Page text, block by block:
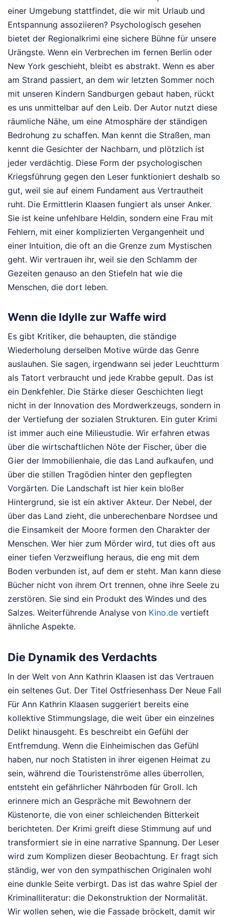
einer Umgebung stattfindet, die wir mit Urlaub und
Entspannung assoziieren? Psychologisch gesehen
bietet der Regionalkrimi eine sichere Bühne für unsere
Urängste. Wenn ein Verbrechen im fernen Berlin oder
New York geschieht, bleibt es abstrakt. Wenn es aber
am Strand passiert, an dem wir letzten Sommer noch
mit unseren Kindern Sandburgen gebaut haben, rückt
es uns unmittelbar auf den Leib. Der Autor nutzt diese
räumliche Nähe, um eine Atmosphäre der ständigen
Bedrohung zu schaffen. Man kennt die Straßen, man
kennt die Gesichter der Nachbarn, und plötzlich ist
jeder verdächtig. Diese Form der psychologischen
Kriegsführung gegen den Leser funktioniert deshalb so
gut, weil sie auf einem Fundament aus Vertrautheit
ruht. Die Ermittlerin Klaasen fungiert als unser Anker.
Sie ist keine unfehlbare Heldin, sondern eine Frau mit
Fehlern, mit einer komplizierten Vergangenheit und
einer Intuition, die oft an die Grenze zum Mystischen
geht. Wir vertrauen ihr, weil sie den Schlamm der
Gezeiten genauso an den Stiefeln hat wie die
Menschen, die dort leben.
Wenn die Idylle zur Waffe wird
Es gibt Kritiker, die behaupten, die ständige
Wiederholung derselben Motive würde das Genre
auslauhen. Sie sagen, irgendwann sei jeder Leuchtturm
als Tatort verbraucht und jede Krabbe gepult. Das ist
ein Denkfehler. Die Stärke dieser Geschichten liegt
nicht in der Innovation des Mordwerkzeugs, sondern in
der Vertiefung der sozialen Strukturen. Ein guter Krimi
ist immer auch eine Milieustudie. Wir erfahren etwas
über die wirtschaftlichen Nöte der Fischer, über die
Gier der Immobilienhaie, die das Land aufkaufen, und
über die stillen Tragödien hinter den gepflegten
Vorgärten. Die Landschaft ist hier kein bloßer
Hintergrund, sie ist ein aktiver Akteur. Der Nebel, der
über das Land zieht, die unberechenbare Nordsee und
die Einsamkeit der Moore formen den Charakter der
Menschen. Wer hier zum Mörder wird, tut dies oft aus
einer tiefen Verzweiflung heraus, die eng mit dem
Boden verbunden ist, auf dem er steht. Man kann diese
Bücher nicht von ihrem Ort trennen, ohne ihre Seele zu
zerstören. Sie sind ein Produkt des Windes und des
Salzes. Weiterführende Analyse von Kino.de vertieft
ähnliche Aspekte.
Die Dynamik des Verdachts
In der Welt von Ann Kathrin Klaasen ist das Vertrauen
ein seltenes Gut. Der Titel Ostfriesenhass Der Neue Fall
Für Ann Kathrin Klaasen suggeriert bereits eine
kollektive Stimmungslage, die weit über ein einzelnes
Delikt hinausgeht. Es beschreibt ein Gefühl der
Entfremdung. Wenn die Einheimischen das Gefühl
haben, nur noch Statisten in ihrer eigenen Heimat zu
sein, während die Touristenströme alles überrollen,
entsteht ein gefährlicher Nährboden für Groll. Ich
erinnere mich an Gespräche mit Bewohnern der
Küstenorte, die von einer schleichenden Bitterkeit
berichteten. Der Krimi greift diese Stimmung auf und
transformiert sie in eine narrative Spannung. Der Leser
wird zum Komplizen dieser Beobachtung. Er fragt sich
ständig, wer von den sympathischen Originalen wohl
eine dunkle Seite verbirgt. Das ist das wahre Spiel der
Kriminalliteratur: die Dekonstruktion der Normalität.
Wir wollen sehen, wie die Fassade bröckelt, damit wir